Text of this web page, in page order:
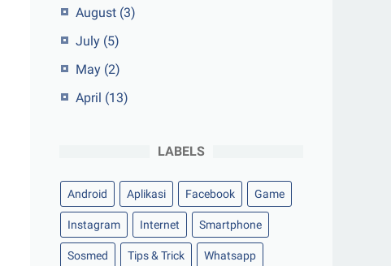
August (3)
July (5)
May (2)
April (13)
LABELS
Android Aplikasi Facebook Game
Instagram Internet Smartphone
Sosmed Tips & Trick Whatsapp